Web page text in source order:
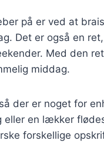
på er ved at
Det er også en
Med den
middag.
der er noget for
en lækker
forskellige